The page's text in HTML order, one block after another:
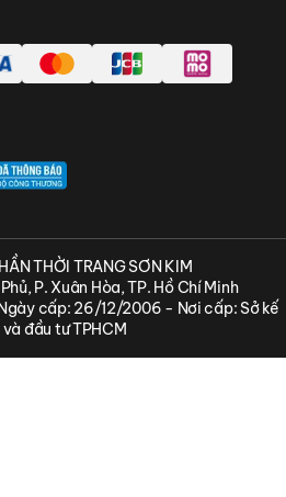
THỜI TRANG SƠN KIM
P. Xuân Hòa, TP. Hồ Chí Minh
cấp: 26/12/2006 - Nơi cấp: Sở kế
đầu tư TPHCM